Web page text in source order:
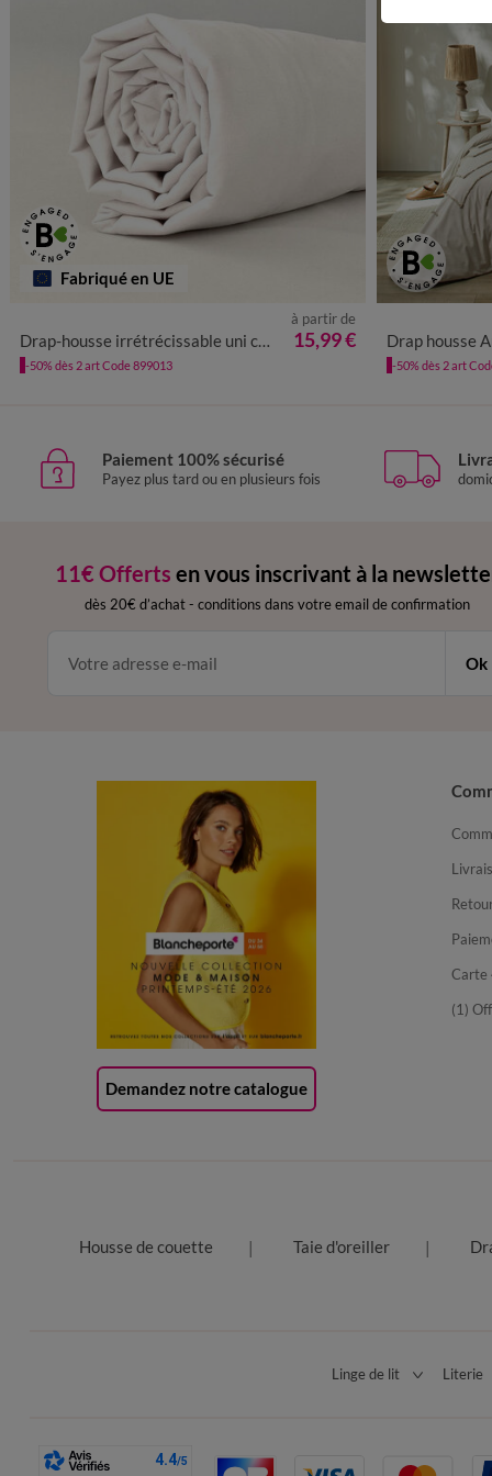
Fabriqué en UE
Drap-housse irrétrécissable uni coton
à partir de
15,99 €
-50% dès 2 art Code 899013
Drap housse Amezia
-50% dès 2 art
Paiement 100% sécurisé
Payez plus tard ou en plusieurs fois
11€ Offerts en vous inscrivant à la
dès 20€ d’achat - conditions dans votre email de confirmation
Ok
Demandez notre catalogue
Carte
(1)
Housse de couette Taie d'oreiller
Linge de lit Literie